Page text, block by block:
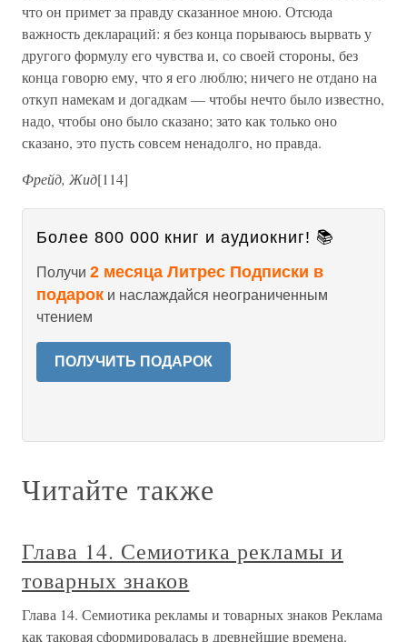
что он примет за правду сказанное мною. Отсюда
важность деклараций: я без конца порываюсь вырвать у
другого формулу его чувства и, со своей стороны, без
конца говорю ему, что я его люблю; ничего не отдано на
откуп намекам и догадкам — чтобы нечто было известно,
надо, чтобы оно было сказано; зато как только оно
сказано, это пусть совсем ненадолго, но правда.
Фрейд, Жид[114]
Более 800 000 книг и аудиокниг! 📚
Получи 2 месяца Литрес Подписки в
подарок и наслаждайся неограниченным
чтением
ПОЛУЧИТЬ ПОДАРОК
Читайте также
Глава 14. Семиотика рекламы и
товарных знаков
Глава 14. Семиотика рекламы и товарных знаков Реклама
как таковая сформировалась в древнейшие времена.